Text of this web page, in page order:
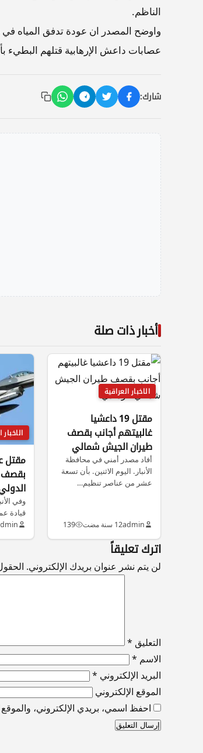
الناظم.
واوضح المصدر ان عودة تدفق المياه
عصابات داعش الإرهابية قتلهم البطيء
شارك:
أخبار ذات صلة
الاخبار العراقية
مقتل 19 داعشيا
غالبيتهم أجانب بقصف
طيران الجيش شمالي
الرمادي
أفاد مصدر أمني في محافظة
الأنبار. اليوم الاثنين. بأن تسعة
عشر من عناصر تنظيم…
admin12 سنة مضت 139
الاخبار
مقتل
بقصف
وفي
قيادة
اترك تعليقاً
لن يتم نشر عنوان بريدك الإلكتروني.
التعليق *
الاسم *
البريد الإلكتروني *
الموقع الإلكتروني
احفظ اسمي، بريدي الإلكتروني،